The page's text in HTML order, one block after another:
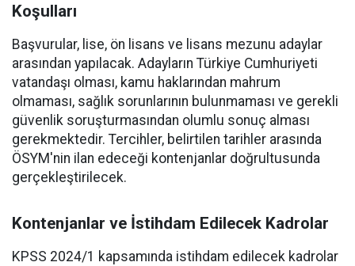
Koşulları
Başvurular, lise, ön lisans ve lisans mezunu adaylar
arasından yapılacak. Adayların Türkiye Cumhuriyeti
vatandaşı olması, kamu haklarından mahrum
olmaması, sağlık sorunlarının bulunmaması ve gerekli
güvenlik soruşturmasından olumlu sonuç alması
gerekmektedir. Tercihler, belirtilen tarihler arasında
ÖSYM'nin ilan edeceği kontenjanlar doğrultusunda
gerçekleştirilecek.
Kontenjanlar ve İstihdam Edilecek Kadrolar
KPSS 2024/1 kapsamında istihdam edilecek kadrolar